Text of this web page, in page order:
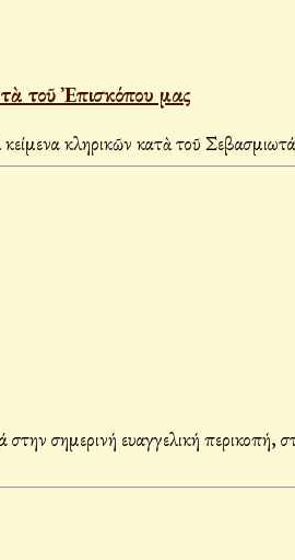
τοῦ Ἐπισκόπου μας
κληρικῶν κατὰ τοῦ
σημερινή ευαγγελική περικοπή,